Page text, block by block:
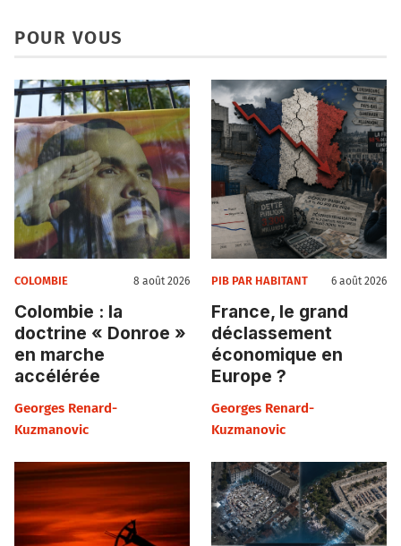
POUR VOUS
COLOMBIE 8 août 2026
Colombie : la
doctrine « Donroe »
en marche
accélérée
Georges Renard-
Kuzmanovic
PIB PAR HABITANT 6 août 2026
France, le grand
déclassement
économique en
Europe ?
Georges Renard-
Kuzmanovic